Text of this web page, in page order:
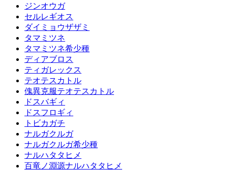
ジンオウガ
セルレギオス
ダイミョウザザミ
タマミツネ
タマミツネ希少種
ディアブロス
ティガレックス
テオテスカトル
傀異克服テオテスカトル
ドスバギィ
ドスフロギィ
トビカガチ
ナルガクルガ
ナルガクルガ希少種
ナルハタタヒメ
百竜ノ淵源ナルハタタヒメ